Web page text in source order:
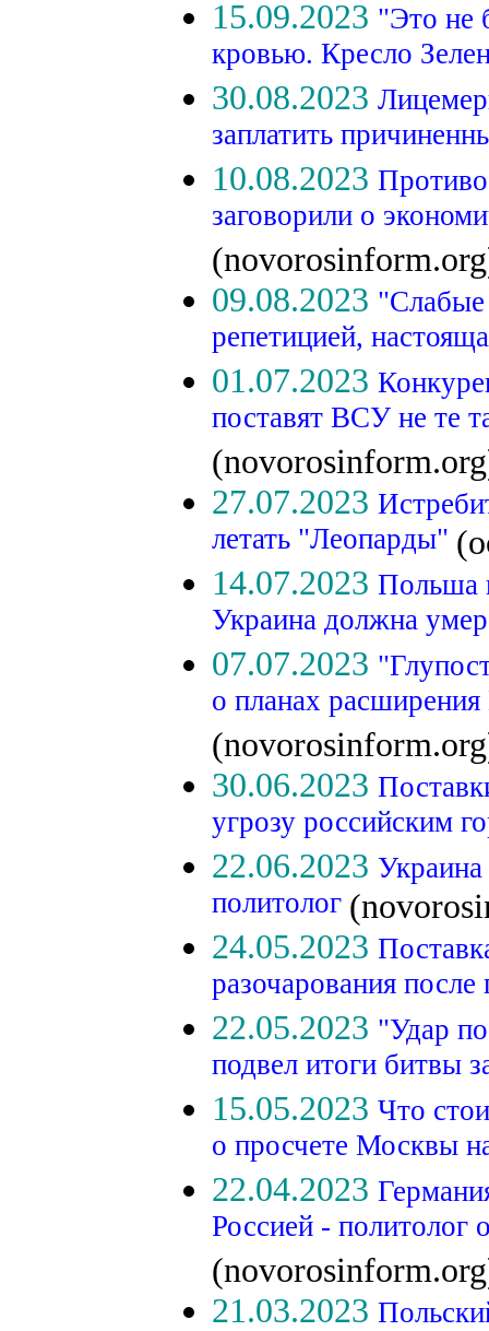
15.09.2023 "Это не
кровью. Кресло
30.08.2023
заплатить
10.08.2023
заговорили о
09.08.2023 "Слабые
репетицией,
01.07.2023
поставят ВСУ не те
27.07.2023
летать "Леопарды"
14.07.2023 Польша
Украина должна
07.07.2023
о планах
30.06.2023
угрозу российским
22.06.2023
политолог
24.05.2023
разочарования
22.05.2023 "Удар
подвел итоги битвы
15.05.2023 Что
о просчете Москвы
22.04.2023
Россией - политолог
21.03.2023